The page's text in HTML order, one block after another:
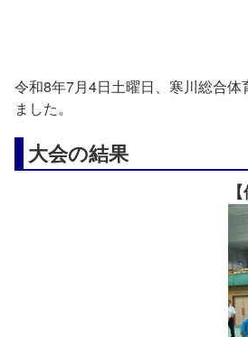
令和8年7月4日土曜日、寒川総合
ました。
大会の結果